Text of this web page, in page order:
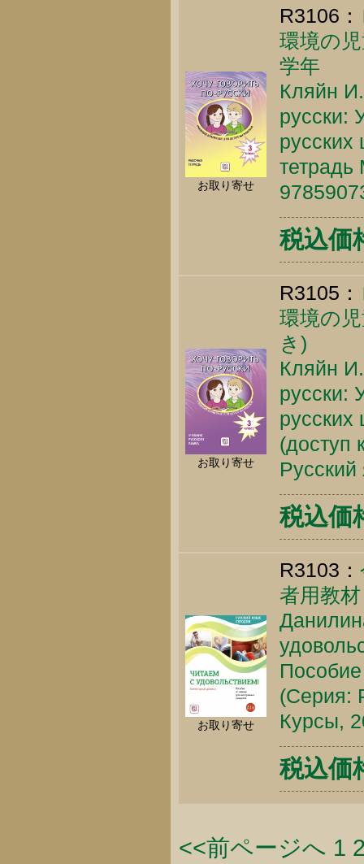
お取り寄せ
R3106：
環境の
学年
Кляйн
русски:
税込価
お取り寄せ
R3105：
環境の
き)
Кляйн
русски:
русских
(доступ
税込価
お取り寄せ
R3103：
者用教
(Серия:
Курсы,
税込価
<<前ページへ 1